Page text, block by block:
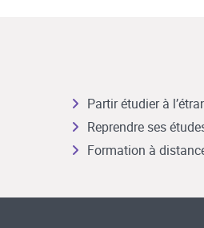
Partir étudier à
Reprendre ses
Formation à